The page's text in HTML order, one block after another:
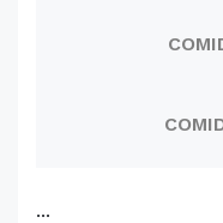
...